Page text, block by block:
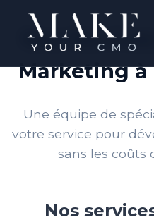
Nos
Marketing à
Une équipe de
votre service pour
sans les coûts
Nos